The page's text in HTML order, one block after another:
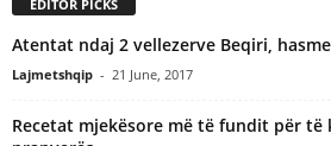
EDITOR PICKS
Atentat ndaj 2 vellezerve Beqiri,
Lajmetshqip - 21 June, 2017
Recetat mjekësore më të fundit për të